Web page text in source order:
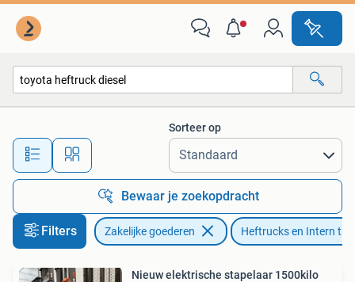
Alle afstanden…
Sorteer op
Bewaar je zoekopdracht
Filters Zakelijke goederen Heftrucks en Intern
Nieuw elektrische stapelaar 1500kilo